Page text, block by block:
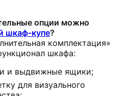
опции можно
шкаф-купе?
комплектация»
шкафа:
и выдвижные ящики;
для визуального